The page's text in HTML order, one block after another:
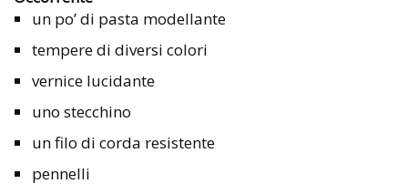
un po’ di pasta modellante
tempere di diversi colori
vernice lucidante
uno stecchino
un filo di corda resistente
pennelli